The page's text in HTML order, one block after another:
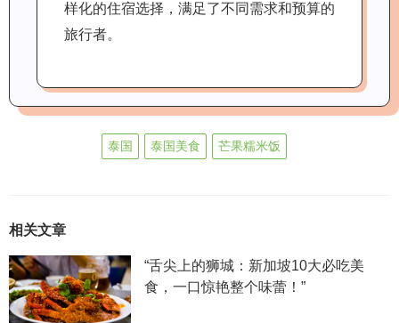
样化的住宿选择，满足了不同需求和预算的
旅行者。
泰国 泰国美食 芒果糯米饭
相关文章
“舌尖上的狮城：新加坡10大必吃美
食，一口惊艳整个味蕾！”